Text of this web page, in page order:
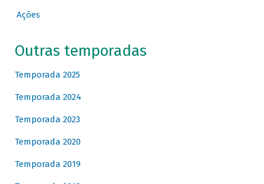
Ações
Outras temporadas
Temporada 2025
Temporada 2024
Temporada 2023
Temporada 2020
Temporada 2019